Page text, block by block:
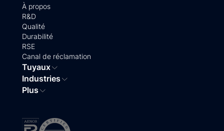
À propos
R&D
Qualité
Durabilité
RSE
Canal de réclamation
Tuyaux
Industries
Plus